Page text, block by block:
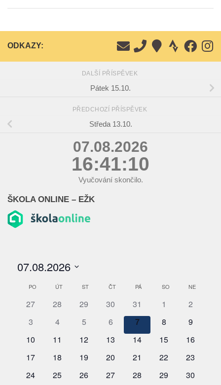
ODKAZY:
DALŠÍ PŘÍSPĚVEK
Pátek 15.10.
PŘEDCHOZÍ PŘÍSPĚVEK
Středa 13.10.
07.08.2026
16:41:10
Vyučování skončilo.
ŠKOLA ONLINE – EŽK